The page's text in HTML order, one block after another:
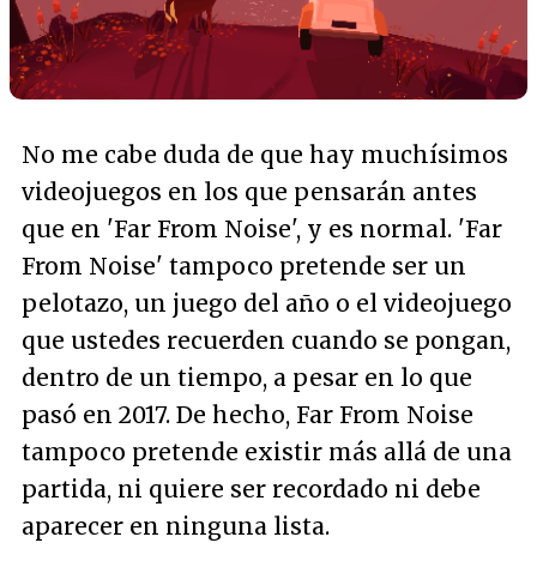
No me cabe duda de que hay muchísimos
videojuegos en los que pensarán antes
que en 'Far From Noise', y es normal. 'Far
From Noise' tampoco pretende ser un
pelotazo, un juego del año o el videojuego
que ustedes recuerden cuando se pongan,
dentro de un tiempo, a pesar en lo que
pasó en 2017. De hecho, Far From Noise
tampoco pretende existir más allá de una
partida, ni quiere ser recordado ni debe
aparecer en ninguna lista.